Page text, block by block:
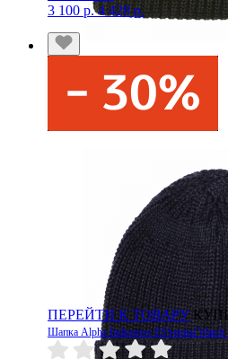
3 100 р. 4 428 р.
ПЕРЕЙТИ К ТОВАРУ
Шапка Alpha Industries ESSential Watch